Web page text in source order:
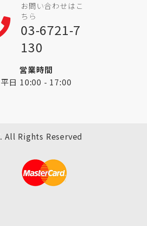
お問い合わせはこ
ちら
03-6721-7
130
営業時間
平日 10:00 - 17:00
. All Rights Reserved